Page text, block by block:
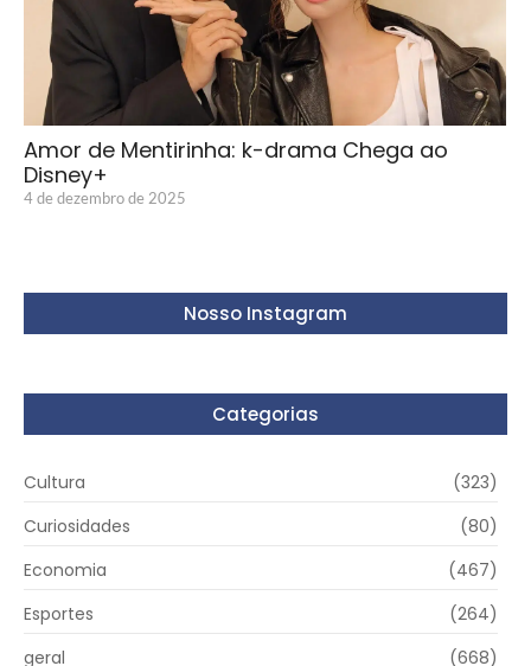
Amor de Mentirinha: k-drama Chega ao
Disney+
4 de dezembro de 2025
Nosso Instagram
Categorias
Cultura
(323)
Curiosidades
(80)
Economia
(467)
Esportes
(264)
geral
(668)